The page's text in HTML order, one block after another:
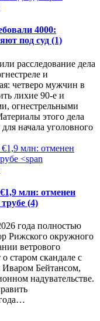
4000:
под суд (1)
расследование дела
и
четверо мужчин в
лихие 90-е и
огнестрельными
этого дела
начала уголовного
млн: отменен
(4)
года полностью
Рижского окружного
ветрового
старом скандале с
Бейтансом,
надувательстве.